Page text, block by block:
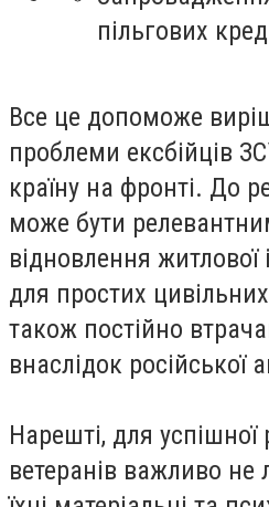
пільгових
Все це допоможе
проблеми ексбійців
країну на фронті. До
може бути
відновлення житлової
для простих
також постійно
внаслідок російської
Нарешті, для успішної
ветеранів важливо не